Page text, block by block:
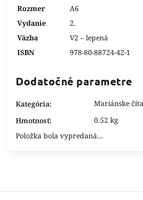
Rozmer
A6
Vydanie
2.
Väzba
V2 – lepená
ISBN
978-80-88724-42-1
Dodatočné parametre
Kategória:
Mariánske
Hmotnosť:
0.52 kg
Položka bola vypredaná…